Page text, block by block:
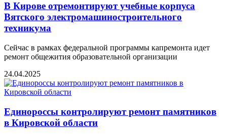
В Кирове отремонтируют учебные корпуса
Вятского электромашиностроительного
техникума
Сейчас в рамках федеральной программы капремонта идет
ремонт общежития образовательной организации
24.04.2025
Единороссы контролируют ремонт памятников
в Кировской области